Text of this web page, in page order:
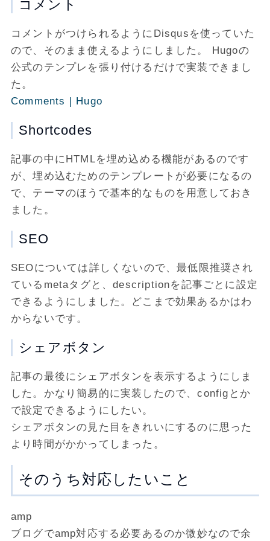
コメント
コメントがつけられるようにDisqusを使っていた
ので、そのまま使えるようにしました。 Hugoの
公式のテンプレを張り付けるだけで実装できまし
た。
Comments | Hugo
Shortcodes
記事の中にHTMLを埋め込める機能があるのです
が、埋め込むためのテンプレートが必要になるの
で、テーマのほうで基本的なものを用意しておき
ました。
SEO
SEOについては詳しくないので、最低限推奨され
ているmetaタグと、descriptionを記事ごとに設定
できるようにしました。どこまで効果あるかはわ
からないです。
シェアボタン
記事の最後にシェアボタンを表示するようにしま
した。かなり簡易的に実装したので、configとか
で設定できるようにしたい。
シェアボタンの見た目をきれいにするのに思った
より時間がかかってしまった。
そのうち対応したいこと
amp
ブログでamp対応する必要あるのか微妙なので余